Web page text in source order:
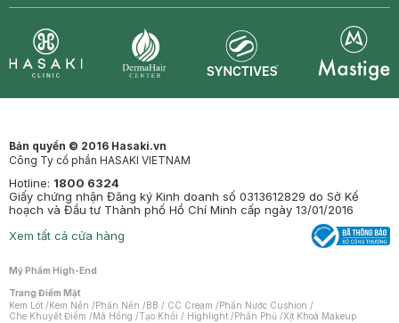
Bản quyền © 2016 Hasaki.vn
Công Ty cổ phần HASAKI VIETNAM
Hotline: 1800 6324
Giấy chứng nhận Đăng ký Kinh doanh số 0313612829 do Sở Kế
hoạch và Đầu tư Thành phố Hồ Chí Minh cấp ngày 13/01/2016
Xem tất cả cửa hàng
Mỹ Phẩm High-End
Trang Điểm Mặt
Kem Lót /Kem Nền /Phấn Nền /BB / CC Cream /Phấn Nước Cushion /
Che Khuyết Điểm /Má Hồng /Tạo Khối / Highlight /Phấn Phủ /Xịt Khoá Makeup